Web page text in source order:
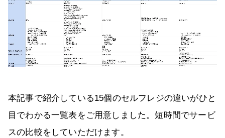
本記事で紹介している15個のセルフレジの違いがひと
目でわかる一覧表をご用意しました。短時間でサービ
スの比較をしていただけます。